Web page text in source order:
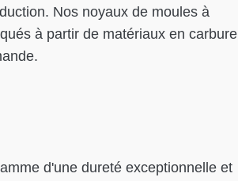
Nos noyaux de moules à
à partir de matériaux en carbure
d'une dureté exceptionnelle et